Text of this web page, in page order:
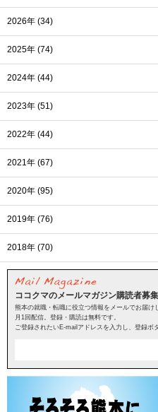
2026年 (34)
2025年 (74)
2024年 (44)
2023年 (51)
2022年 (44)
2021年 (67)
2020年 (95)
2019年 (76)
2018年 (70)
ココクマのメールマガジン購読者募
熊本の就職・転職に役立つ情報をメールでお届け
月1回配信。登録・購読は無料です。
ご登録されたいE-mailアドレスを入力し、登録ボ